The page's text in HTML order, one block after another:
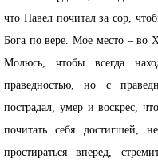
что Павел почитал за сор,
Бога по вере. Мое место – во
Молюсь, чтобы всегда
праведностью, но с
пострадал, умер и воскрес,
почитать себя достигшей,
простираться вперед,